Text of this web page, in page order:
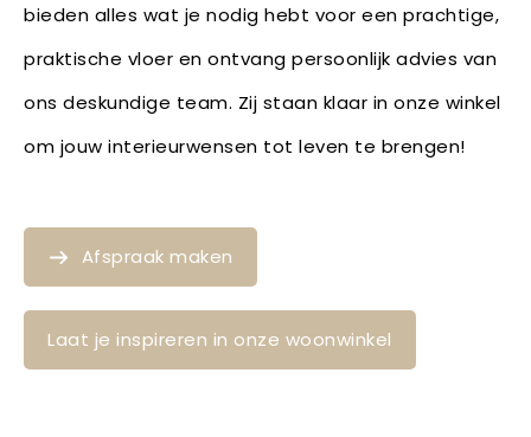
bieden alles wat je nodig hebt voor een prachtige,
praktische vloer en ontvang persoonlijk advies van
ons deskundige team. Zij staan klaar in onze winkel
om jouw interieurwensen tot leven te brengen!
Afspraak maken
Laat je inspireren in onze woonwinkel